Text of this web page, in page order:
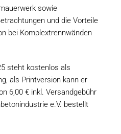
sowie
und die Vorteile
bei Komplextrennwänden
steht kostenlos als
als Printversion kann er
6,00 € inkl. Versandgebühr
e.V. bestellt